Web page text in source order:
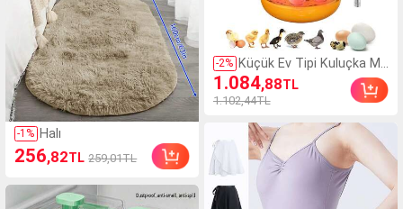
-1 % Halı
256,82TL 259,01TL
-2% Küçük Ev Tipi Kuluçka Ma
kinesi, Yumurta Işıklandır
ması, USB Girişi, Sıcaklık
Göstergesi, Hafif Şeffaf
Pencere, Tavuk, Ördek, Bıl
dırcın, Kaz Yumurtaları İçi
n Uygun, Nem Kontrolü,
Otomatik Sıcaklık Ayarı,
Manuel Yumurta Çevirm
e, Eğitim Amaçlı Kullanım
1.084,88TL
1.102,44TL